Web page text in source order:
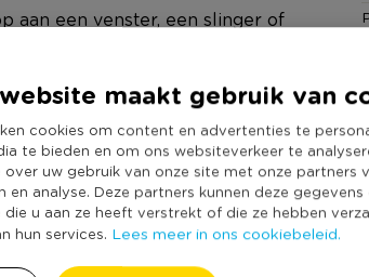
maakt gebruik van
cookies om content en advertenties te
te bieden en om ons websiteverkeer te
uw gebruik van onze site met onze partners
en analyse. Deze partners kunnen deze
u aan ze heeft verstrekt of die ze hebben
hun services. Lees meer in ons cookiebeleid.
aan een venster, een slinger of
jarige met deze cijfers te